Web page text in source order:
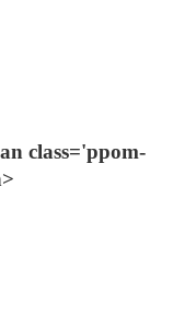
class='ppom-